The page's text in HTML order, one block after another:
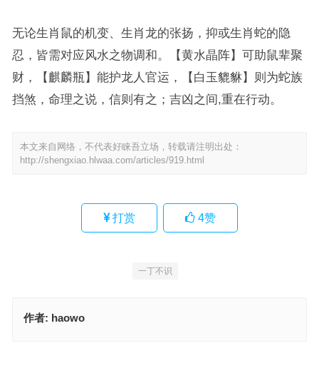
无论生肖鼠的机变、生肖龙的张扬，抑或生肖蛇的隐
忍，皆需对应风水之物调和。【黄水晶阵】可助鼠辈聚
财，【麒麟瓶】能护龙人官运，【白玉貔貅】则为蛇族
挡煞，命理之说，信则有之；吉凶之间,重在行动。
本文来自网络，不代表好睐吾立场，转载请注明出处：
http://shengxiao.hlwaa.com/articles/919.html
打赏 4赞
一丁不识
作者: haowo